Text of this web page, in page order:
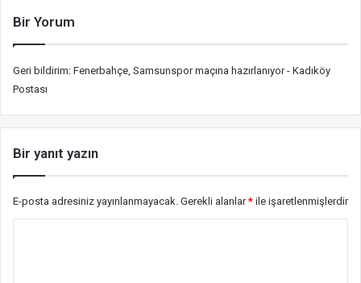
Bir Yorum
Geri bildirim: Fenerbahçe, Samsunspor maçına hazırlanıyor - Kadıköy
Postası
Bir yanıt yazın
E-posta adresiniz yayınlanmayacak. Gerekli alanlar* ile işaretlenmişlerdir